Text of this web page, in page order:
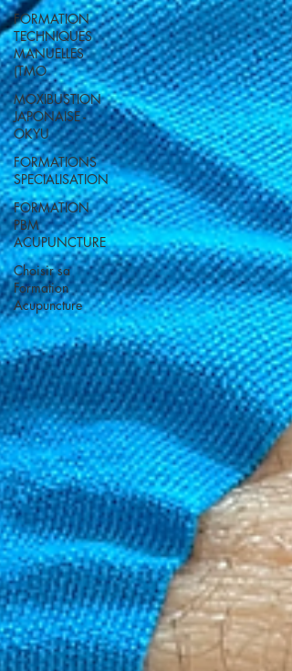
FORMATION
TECHNIQUES
MANUELLES
(TMO
MOXIBUSTION
JAPONAISE -
OKYU
FORMATIONS
SPECIALISATION
FORMATION
PBM
ACUPUNCTURE
Choisir sa
Formation
Acupuncture